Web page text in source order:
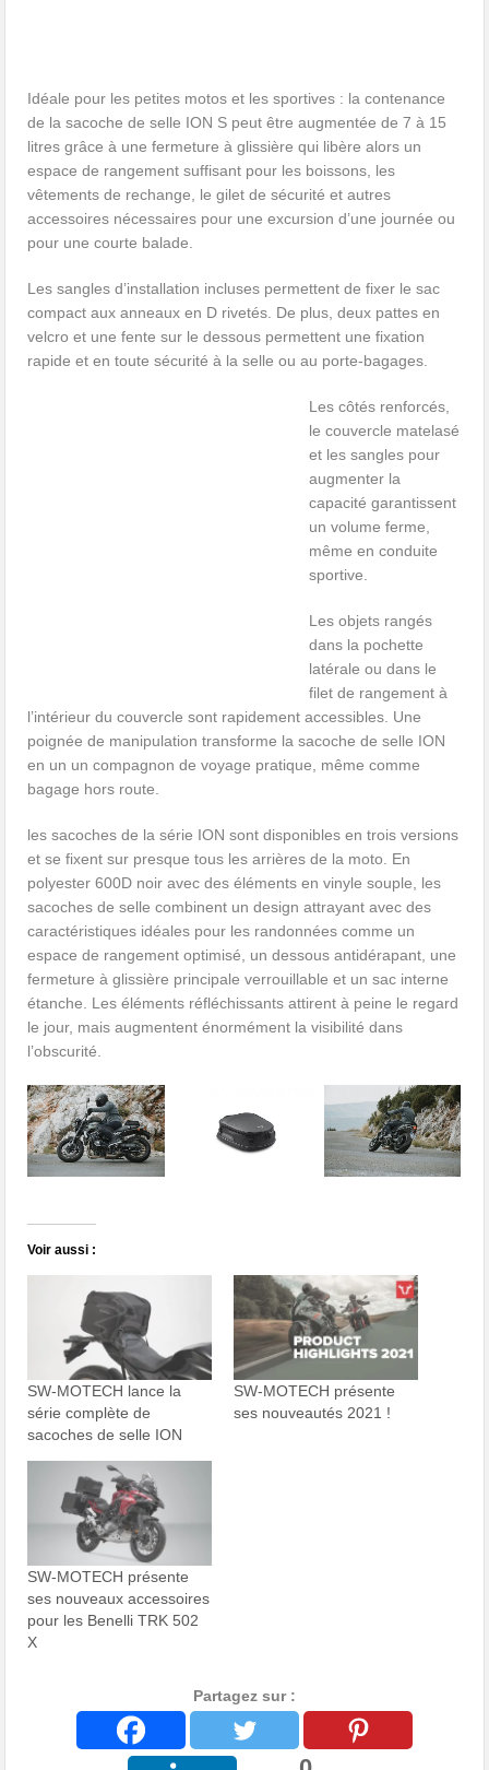
Idéale pour les petites motos et les sportives : la contenance
de la sacoche de selle ION S peut être augmentée de 7 à 15
litres grâce à une fermeture à glissière qui libère alors un
espace de rangement suffisant pour les boissons, les
vêtements de rechange, le gilet de sécurité et autres
accessoires nécessaires pour une excursion d’une journée ou
pour une courte balade.
Les sangles d’installation incluses permettent de fixer le sac
compact aux anneaux en D rivetés. De plus, deux pattes en
velcro et une fente sur le dessous permettent une fixation
rapide et en toute sécurité à la selle ou au porte-bagages.
Les côtés renforcés,
le couvercle matelasé
et les sangles pour
augmenter la
capacité garantissent
un volume ferme,
même en conduite
sportive.
Les objets rangés
dans la pochette
latérale ou dans le
filet de rangement à
l’intérieur du couvercle sont rapidement accessibles. Une
poignée de manipulation transforme la sacoche de selle ION
en un un compagnon de voyage pratique, même comme
bagage hors route.
les sacoches de la série ION sont disponibles en trois versions
et se fixent sur presque tous les arrières de la moto. En
polyester 600D noir avec des éléments en vinyle souple, les
sacoches de selle combinent un design attrayant avec des
caractéristiques idéales pour les randonnées comme un
espace de rangement optimisé, un dessous antidérapant, une
fermeture à glissière principale verrouillable et un sac interne
étanche. Les éléments réfléchissants attirent à peine le regard
le jour, mais augmentent énormément la visibilité dans
l’obscurité.
Voir aussi :
SW-MOTECH lance la
série complète de
sacoches de selle ION
SW-MOTECH présente
ses nouveautés 2021 !
SW-MOTECH présente
ses nouveaux accessoires
pour les Benelli TRK 502
X
Partagez sur :